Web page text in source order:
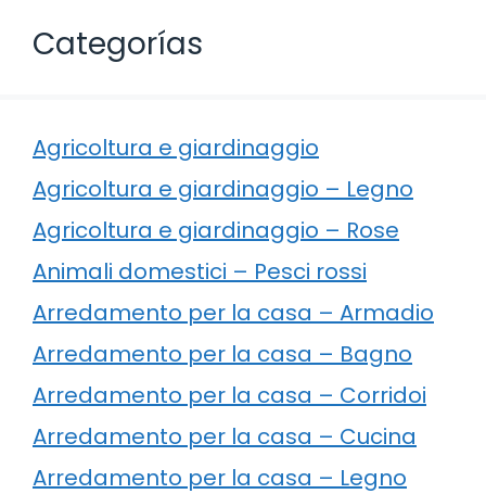
Categorías
Agricoltura e giardinaggio
Agricoltura e giardinaggio – Legno
Agricoltura e giardinaggio – Rose
Animali domestici – Pesci rossi
Arredamento per la casa – Armadio
Arredamento per la casa – Bagno
Arredamento per la casa – Corridoi
Arredamento per la casa – Cucina
Arredamento per la casa – Legno